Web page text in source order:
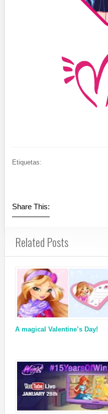
Etiquetas:
Share This:
Related Posts
A magical Valentine’s Day!